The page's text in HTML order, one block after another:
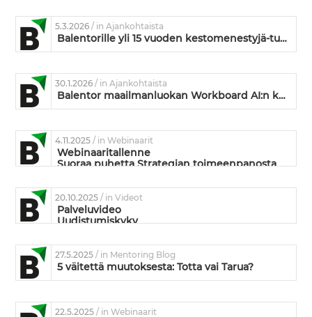
5.3.2026/ in Ajankohtaista
Balentorille yli 15 vuoden kestomenestyjä-tunnustus
30.1.2026/ in Ajankohtaista
Balentor maailmanluokan Workboard AI:n kumppaniksi
4.11.2025/ in Webinaarit
Webinaaritallenne
Suoraa puhetta Strategian toimeenpanosta
20.10.2025/ in Videot
Palveluvideo
Uudistumiskyky
27.5.2025/ in Mentoring Blog
5 väitettä muutoksesta: Totta vai Tarua?
22.5.2025/ in Webinaarit